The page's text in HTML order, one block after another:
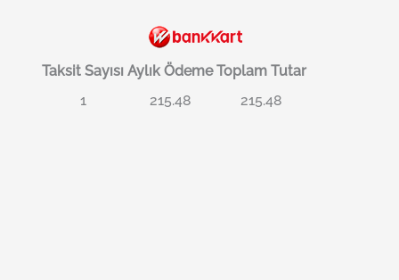
Taksit Sayısı Aylık Ödeme Toplam Tutar
1
215.48 215.48